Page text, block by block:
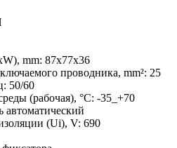
mm: 87x77x36
проводника, mm²: 25
50/60
(рабочая), °С: -35_+70
автоматический
(Ui), V: 690